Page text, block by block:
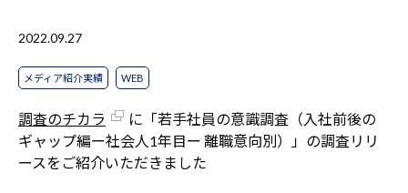
2022.09.27
メディア紹介実績 WEB
調査のチカラ
に「若手社員の意識調査（入社前後の
ギャップ編ー社会人1年目ー 離職意向別）」の調査リリ
ースをご紹介いただきました